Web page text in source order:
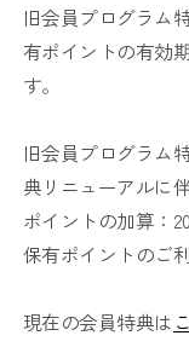
旧会員プログラム
有ポイントの有効
す。
旧会員プログラム
典リニューアルに
ポイントの加算：
保有ポイントのご
現在の会員特典は